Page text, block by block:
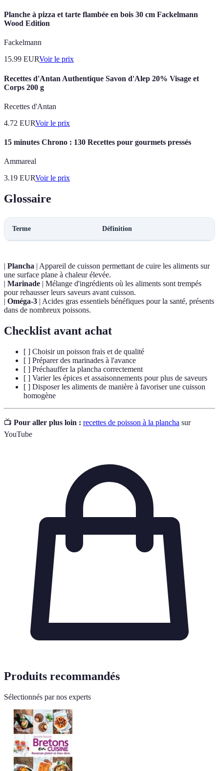
Planche à pizza et tarte flambée en bois 30 cm Fackelmann
Wood Edition
Fackelmann
15.99 EURVoir le prix
Recettes d'Antan Authentique Savon d'Alep 20% Visage et
Corps 200 g
Recettes d'Antan
4.72 EURVoir le prix
15 minutes Chrono : 130 Recettes pour gourmets pressés
Ammareal
3.19 EURVoir le prix
Glossaire
Terme Définition
| Plancha | Appareil de cuisson permettant de cuire les aliments sur
une surface plane à chaleur élevée.
| Marinade | Mélange d'ingrédients où les aliments sont trempés
pour rehausser leurs saveurs avant cuisson.
| Oméga-3 | Acides gras essentiels bénéfiques pour la santé, présents
dans de nombreux poissons.
Checklist avant achat
[ ] Choisir un poisson frais et de qualité
[ ] Préparer des marinades à l'avance
[ ] Préchauffer la plancha correctement
[ ] Varier les épices et assaisonnements pour plus de saveurs
[ ] Disposer les aliments de manière à favoriser une cuisson
homogène
📺 Pour aller plus loin : recettes de poisson à la plancha sur
YouTube
Produits recommandés
Sélectionnés par nos experts